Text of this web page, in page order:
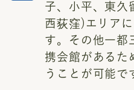
子、小平、東久
西荻窪)エリア
す。その他一都
携会館があるた
うことが可能で